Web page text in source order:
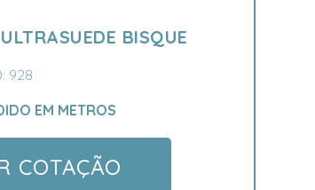
BISQUE
928
EM METROS
COTAÇÃO